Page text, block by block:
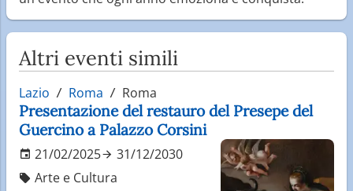
Altri eventi simili
Lazio Roma Roma
Presentazione del restauro del Presepe del
Guercino a Palazzo Corsini
21/02/2025
31/12/2030
Arte e Cultura